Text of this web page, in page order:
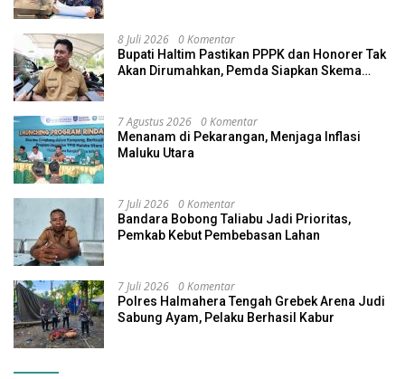
8 Juli 2026 0 Komentar
Bupati Haltim Pastikan PPPK dan Honorer Tak
Akan Dirumahkan, Pemda Siapkan Skema
7 Agustus 2026 0 Komentar
Menanam di Pekarangan, Menjaga Inflasi
Maluku Utara
7 Juli 2026 0 Komentar
Bandara Bobong Taliabu Jadi Prioritas,
Pemkab Kebut Pembebasan Lahan
7 Juli 2026 0 Komentar
Polres Halmahera Tengah Grebek Arena Judi
Sabung Ayam, Pelaku Berhasil Kabur